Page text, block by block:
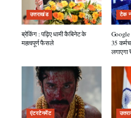
उत्तराखंड
ब्रेकिंग : पढ़िए धामी कैबिनेट के
महत्वपूर्ण फैसले
टेक
Google
35
लगाएगा
एंटरटेनमेंट